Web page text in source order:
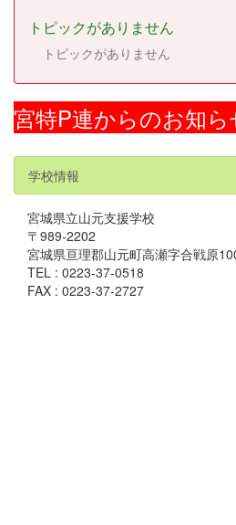
トピックがありません
トピックがありません
宮特P連からのお知ら
学校情報
宮城県立山元支援学校
〒989-2202
宮城県亘理郡山元町高瀬字合戦原
TEL : 0223-37-0518
FAX : 0223-37-2727